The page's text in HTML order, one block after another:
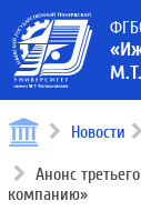
Новости
Анонс
компанию»